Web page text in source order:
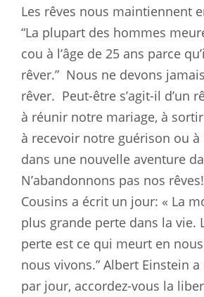
Les rêves nous maintiennent
“La plupart des hommes
cou à l’âge de 25 ans parce
rêver.” Nous ne devons
rêver. Peut-être s’agit-il d’un
à réunir notre mariage, à
à recevoir notre guérison ou
dans une nouvelle aventure
N’abandonnons pas nos
Cousins a écrit un jour: « La
plus grande perte dans la vie.
perte est ce qui meurt en
nous vivons.” Albert Einstein
par jour, accordez-vous la